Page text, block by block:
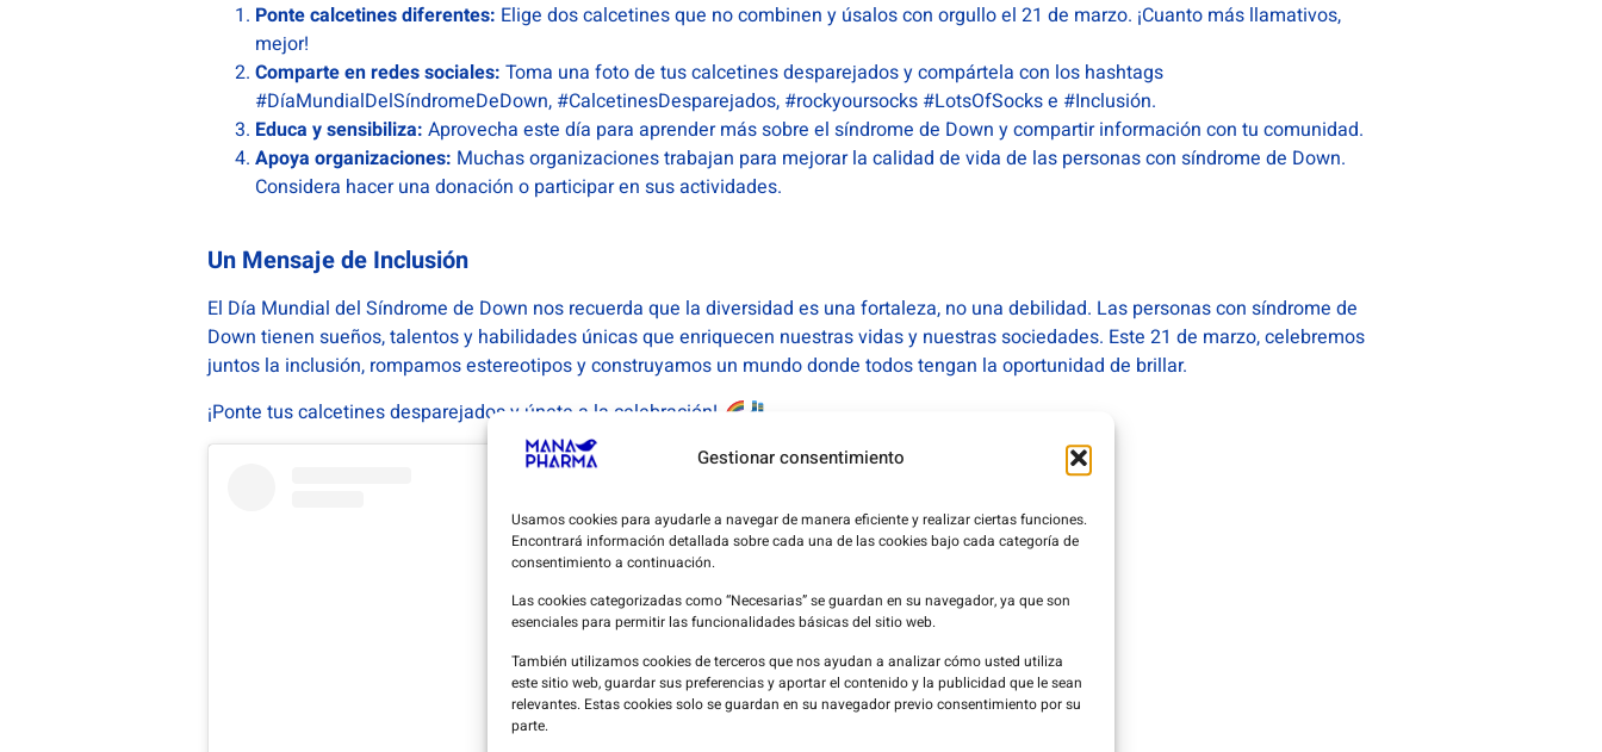
Gestionar consentimiento
Usamos cookies para ayudarle a navegar de manera eficiente y realizar ciertas funciones.
Encontrará información detallada sobre cada una de las cookies bajo cada categoría de
consentimiento a continuación.
Las cookies categorizadas como “Necesarias” se guardan en su navegador, ya que son
esenciales para permitir las funcionalidades básicas del sitio web.
También utilizamos cookies de terceros que nos ayudan a analizar cómo usted utiliza
este sitio web, guardar sus preferencias y aportar el contenido y la publicidad que le sean
relevantes. Estas cookies solo se guardan en su navegador previo consentimiento por su
parte.
Ponte calcetines diferentes: Elige dos calcetines que no combinen y úsalos con orgullo el 21 de marzo. ¡Cuanto más llamativos,
mejor!
Comparte en redes sociales: Toma una foto de tus calcetines desparejados y compártela con los hashtags
#DíaMundialDelSíndromeDeDown, #CalcetinesDesparejados, #rockyoursocks #LotsOfSocks e #Inclusión.
Educa y sensibiliza: Aprovecha este día para aprender más sobre el síndrome de Down y compartir información con tu comunidad.
Apoya organizaciones: Muchas organizaciones trabajan para mejorar la calidad de vida de las personas con síndrome de Down.
Considera hacer una donación o participar en sus actividades.
Un Mensaje de Inclusión
El Día Mundial del Síndrome de Down nos recuerda que la diversidad es una fortaleza, no una debilidad. Las personas con síndrome de
Down tienen sueños, talentos y habilidades únicas que enriquecen nuestras vidas y nuestras sociedades. Este 21 de marzo, celebremos
juntos la inclusión, rompamos estereotipos y construyamos un mundo donde todos tengan la oportunidad de brillar.
¡Ponte tus calcetines desparejados y únete a la celebración!